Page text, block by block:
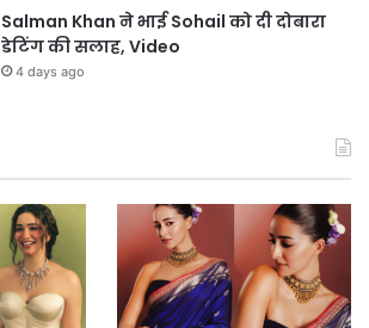
Salman Khan ने भाई Sohail को दी दोबारा
डेटिंग की सलाह, Video
4 days ago